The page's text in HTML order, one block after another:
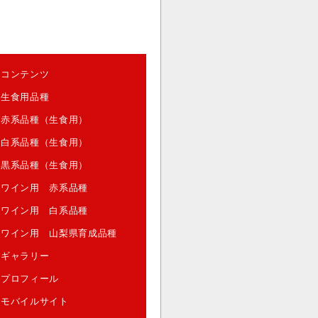
コンテンツ
生食用品種
赤系品種（生食用）
白系品種（生食用）
黒系品種（生食用）
ワイン用 赤系品種
ワイン用 白系品種
ワイン用 山梨県育成品種
ギャラリー
プロフィール
モバイルサイト